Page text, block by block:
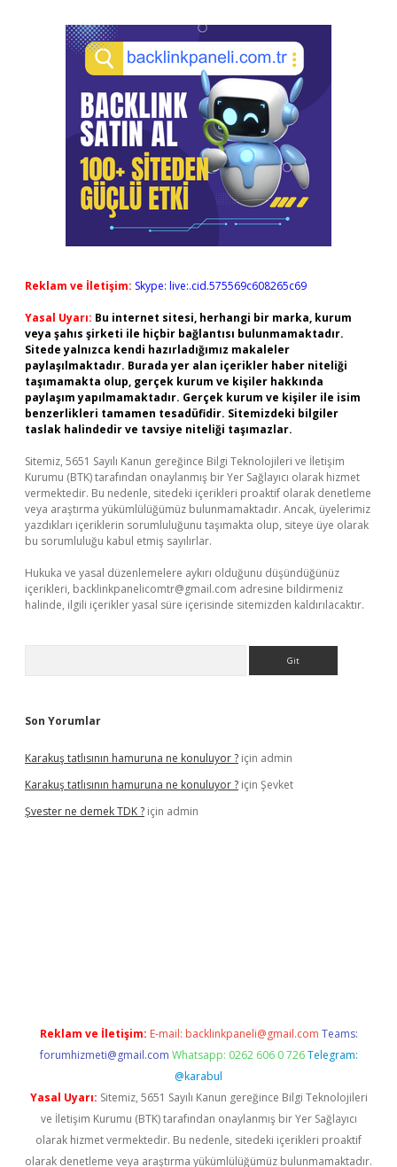
Reklam ve İletişim: Skype: live:.cid.575569c608265c69
Yasal Uyarı: Bu internet sitesi, herhangi bir marka, kurum
veya şahıs şirketi ile hiçbir bağlantısı bulunmamaktadır.
Sitede yalnızca kendi hazırladığımız makaleler
paylaşılmaktadır. Burada yer alan içerikler haber niteliği
taşımamakta olup, gerçek kurum ve kişiler hakkında
paylaşım yapılmamaktadır. Gerçek kurum ve kişiler ile isim
benzerlikleri tamamen tesadüfidir. Sitemizdeki bilgiler
taslak halindedir ve tavsiye niteliği taşımazlar.
Sitemiz, 5651 Sayılı Kanun gereğince Bilgi Teknolojileri ve İletişim
Kurumu (BTK) tarafından onaylanmış bir Yer Sağlayıcı olarak hizmet
vermektedir. Bu nedenle, sitedeki içerikleri proaktif olarak denetleme
veya araştırma yükümlülüğümüz bulunmamaktadır. Ancak, üyelerimiz
yazdıkları içeriklerin sorumluluğunu taşımakta olup, siteye üye olarak
bu sorumluluğu kabul etmiş sayılırlar.
Hukuka ve yasal düzenlemelere aykırı olduğunu düşündüğünüz
içerikleri, backlinkpanelicomtr@gmail.com adresine bildirmeniz
halinde, ilgili içerikler yasal süre içerisinde sitemizden kaldırılacaktır.
Son Yorumlar
Karakuş tatlısının hamuruna ne konuluyor ? için admin
Karakuş tatlısının hamuruna ne konuluyor ? için Şevket
Şvester ne demek TDK ? için admin
Reklam ve İletişim: E-mail: backlinkpaneli@gmail.com Teams:
forumhizmeti@gmail.com Whatsapp: 0262 606 0 726 Telegram:
@karabul
Yasal Uyarı: Sitemiz, 5651 Sayılı Kanun gereğince Bilgi Teknolojileri
ve İletişim Kurumu (BTK) tarafından onaylanmış bir Yer Sağlayıcı
olarak hizmet vermektedir. Bu nedenle, sitedeki içerikleri proaktif
olarak denetleme veya araştırma yükümlülüğümüz bulunmamaktadır.